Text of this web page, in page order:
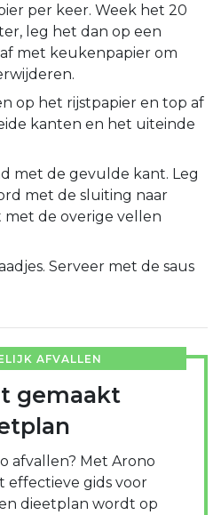
per keer. Week het 20
leg het dan op een
met keukenpapier om
op het rijstpapier en top af
kanten en het uiteinde
met de gevulde kant. Leg
met de sluiting naar
met de overige vellen
Serveer met de saus
AFVALLEN
gemaakt
afvallen? Met Arono
effectieve gids voor
dieetplan wordt op